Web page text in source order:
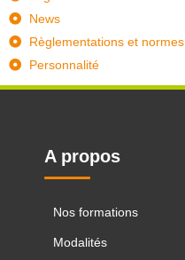
News
Règlementations et normes
Personnalité
A propos
Nos formations
Modalités